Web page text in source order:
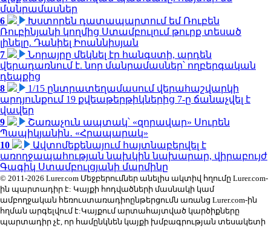
մանրամասներ
6
Խստորեն դատապարտում եմ Ռուբեն
Ռուբինյանի կողմից Ստամբուլում թուրք տեսած
լինելը. Դանիել Իոաննիսյան
7
Նորայրը մեկնել էր հանգստի, արդեն
վերադառնում է. նոր մանրամասներ՝ ողբերգական
դեպքից
8
1/15 ընտրատեղամասում վերահաշվարկի
արդյունքում 19 քվեաթերթիկներից 7-ը ճանաչվել է
վավեր
9
Շառաչուն ապտակ՝ «զորավար» Սուրեն
Պապիկյանին․ «Հրապարակ»
10
Ավտոմեքենայում հայտնաբերվել է
առողջապահության նախկին նախարար, վիրաբույժ
Գագիկ Ստամբուլցյանի մարմինը
© 2011-2026 Lurer.com Մեջբերումներ անելիս ակտիվ հղումը Lurer.com-
ին պարտադիր է: Կայքի հոդվածների մասնակի կամ
ամբողջական հեռուստառադիոընթերցումն առանց Lurer.com-ին
հղման արգելվում է:Կայքում արտահայտված կարծիքները
պարտադիր չէ, որ համընկնեն կայքի խմբագրության տեսակետի